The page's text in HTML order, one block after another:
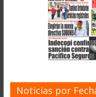
Noticias por